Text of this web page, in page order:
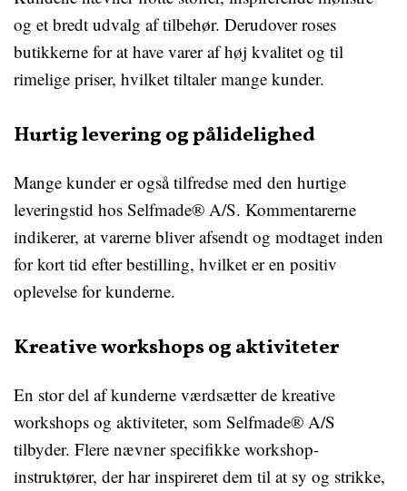
og et bredt udvalg af tilbehør. Derudover roses
butikkerne for at have varer af høj kvalitet og til
rimelige priser, hvilket tiltaler mange kunder.
Hurtig levering og pålidelighed
Mange kunder er også tilfredse med den hurtige
leveringstid hos Selfmade® A/S. Kommentarerne
indikerer, at varerne bliver afsendt og modtaget inden
for kort tid efter bestilling, hvilket er en positiv
oplevelse for kunderne.
Kreative workshops og aktiviteter
En stor del af kunderne værdsætter de kreative
workshops og aktiviteter, som Selfmade® A/S
tilbyder. Flere nævner specifikke workshop-
instruktører, der har inspireret dem til at sy og strikke,